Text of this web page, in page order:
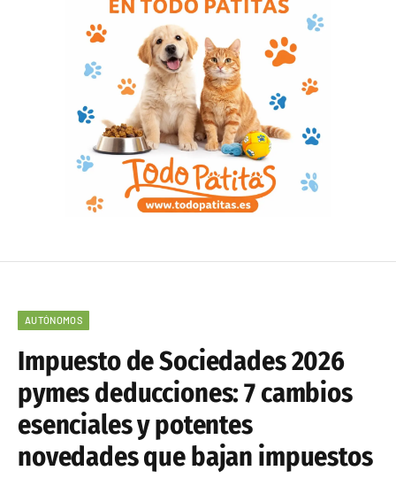
AUTÓNOMOS
Impuesto de Sociedades 2026
pymes deducciones: 7 cambios
esenciales y potentes
novedades que bajan impuestos